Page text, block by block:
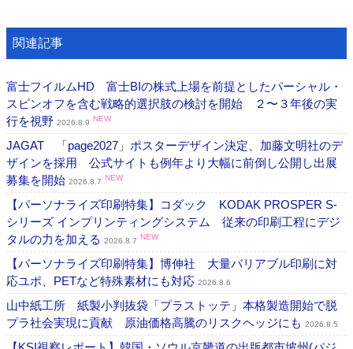
関連記事
富士フイルムHD 富士BIの株式上場を前提としたパーシャル・
スピンオフを含む戦略的選択肢の検討を開始 ２〜３年後の実
行を視野 2026.8.9 NEW
JAGAT 「page2027」ポスターデザイン決定、加藤文明社のデ
ザインを採用 公式サイトも例年より大幅に前倒し公開し出展
募集を開始 2026.8.7 NEW
【パーソナライズ印刷特集】コダック KODAK PROSPER S-
シリーズ インプリンティングシステム 従来の印刷工程にデジ
タルの力を加える 2026.8.7 NEW
【パーソナライズ印刷特集】博伸社 大量バリアブル印刷に対
応ユポ、PETなど特殊素材にも対応 2026.8.6
山中紙工所 紙製小判抜袋「プラストッテ」本格製造開始で脱
プラ社会実現に貢献 原油価格高騰のリスクヘッジにも 2026.8.5